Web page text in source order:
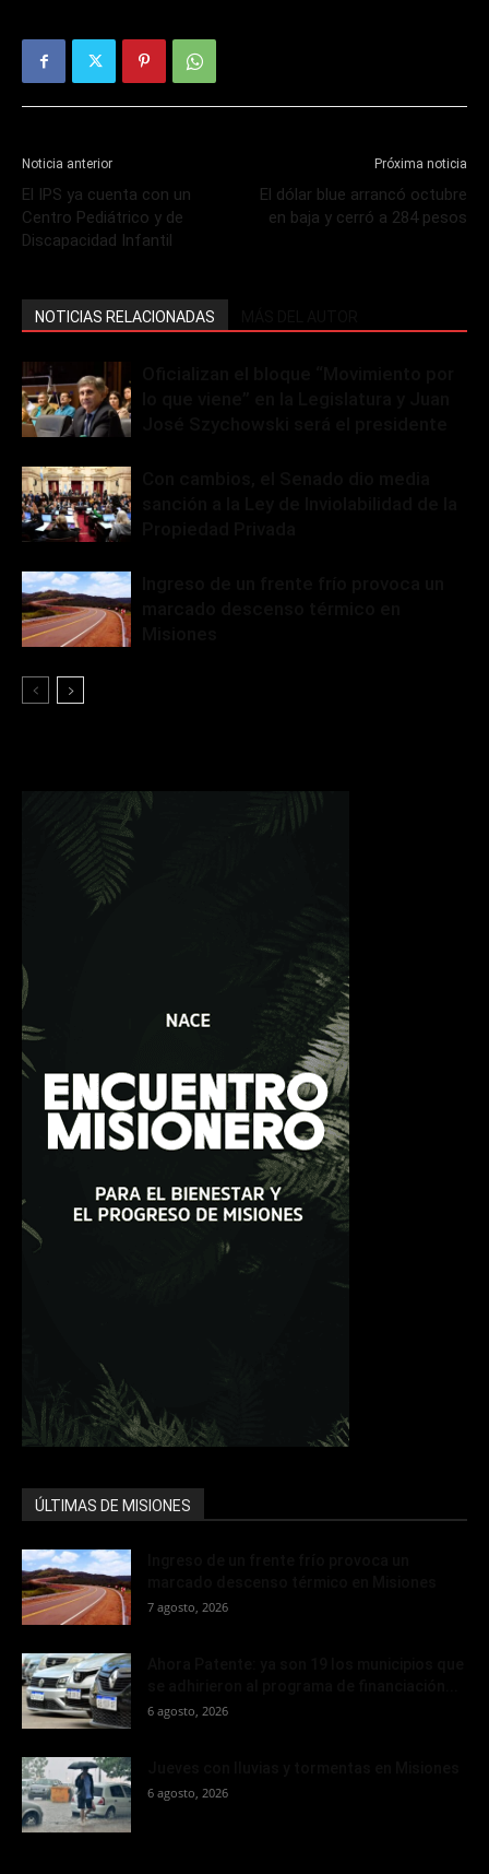
Noticia anterior
El IPS ya cuenta con un
Centro Pediátrico y de
Discapacidad Infantil
Próxima noticia
El dólar blue arrancó octubre
en baja y cerró a 284 pesos
NOTICIAS RELACIONADAS
ÚLTIMAS DE MISIONES
7 agosto, 2026
6 agosto, 2026
6 agosto, 2026